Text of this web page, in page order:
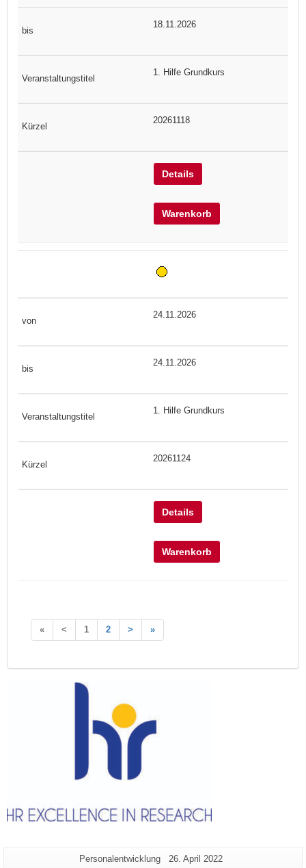
18.11.2026
1. Hilfe Grundkurs
20261118
Details
Warenkorb
24.11.2026
24.11.2026
1. Hilfe Grundkurs
20261124
Details
Warenkorb
« < 1 2 > »
Zusätzliche
Seiten-
Personalentwicklung
Letzte
26. April 2022